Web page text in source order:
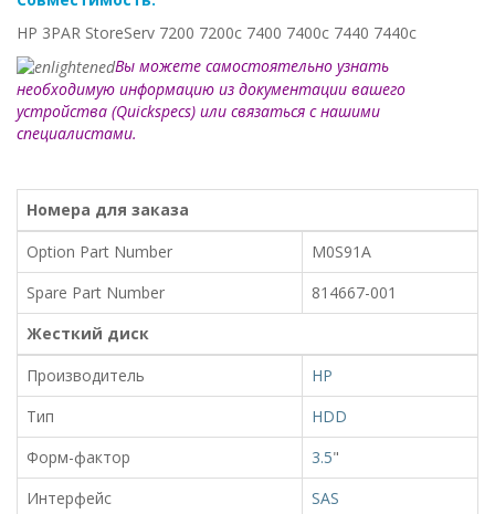
HP 3PAR StoreServ 7200 7200c 7400 7400c 7440 7440c
Вы можете самостоятельно узнать
необходимую информацию из документации вашего
устройства (Quickspecs) или связаться с нашими
специалистами.
Номера для заказа
Option Part Number
M0S91A
Spare Part Number
814667-001
Жесткий диск
Производитель
HP
Тип
HDD
Форм-фактор
3.5"
Интерфейс
SAS